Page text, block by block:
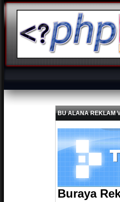
BU ALANA REKLAM
Buraya